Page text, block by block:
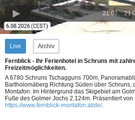
21.02.
Live Archiv
Fernblick - Ihr Ferienhotel in Schruns mit
Freizeitmöglichkeiten.
A 6780 Schruns Tschagguns 700m,
Bartholomäberg Richtung Süden über Schruns,
Montafon. Im Hintergrund das Skigebiet am
Fuße des Golmer Jochs 2.124m. Präsentiert von
https://www.fernblick-montafon.at/de/.